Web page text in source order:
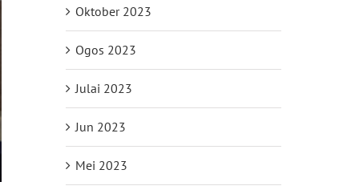
Oktober 2023
Ogos 2023
Julai 2023
Jun 2023
Mei 2023